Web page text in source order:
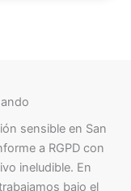
sensible en San
a RGPD con
ineludible. En
bajo el